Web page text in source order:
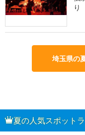
り
埼玉県の
夏の人気スポット